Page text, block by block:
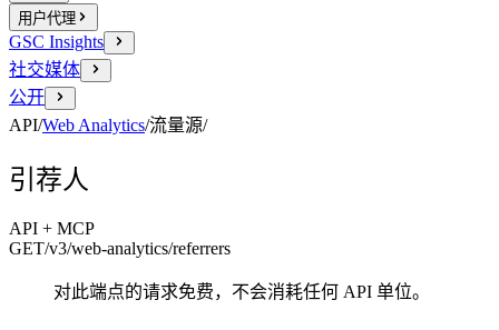
用户代理
GSC Insights
社交媒体
公开
API/Web Analytics/流量源/
引荐人
API + MCP
GET/v3/web-analytics/referrers
对此端点的请求免费，不会消耗任何 API 单位。